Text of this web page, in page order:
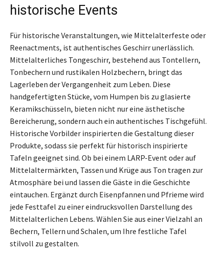
historische Events
Für historische Veranstaltungen, wie Mittelalterfeste oder
Reenactments, ist authentisches Geschirr unerlässlich.
Mittelalterliches Tongeschirr, bestehend aus Tontellern,
Tonbechern und rustikalen Holzbechern, bringt das
Lagerleben der Vergangenheit zum Leben. Diese
handgefertigten Stücke, vom Humpen bis zu glasierte
Keramikschüsseln, bieten nicht nur eine ästhetische
Bereicherung, sondern auch ein authentisches Tischgefühl.
Historische Vorbilder inspirierten die Gestaltung dieser
Produkte, sodass sie perfekt für historisch inspirierte
Tafeln geeignet sind. Ob bei einem LARP-Event oder auf
Mittelaltermärkten, Tassen und Krüge aus Ton tragen zur
Atmosphäre bei und lassen die Gäste in die Geschichte
eintauchen. Ergänzt durch Eisenpfannen und Pfrieme wird
jede Festtafel zu einer eindrucksvollen Darstellung des
Mittelalterlichen Lebens. Wählen Sie aus einer Vielzahl an
Bechern, Tellern und Schalen, um Ihre festliche Tafel
stilvoll zu gestalten.